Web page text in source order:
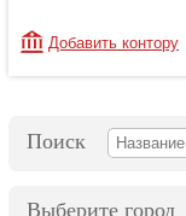
Добавить контору
Поиск
Выберите город